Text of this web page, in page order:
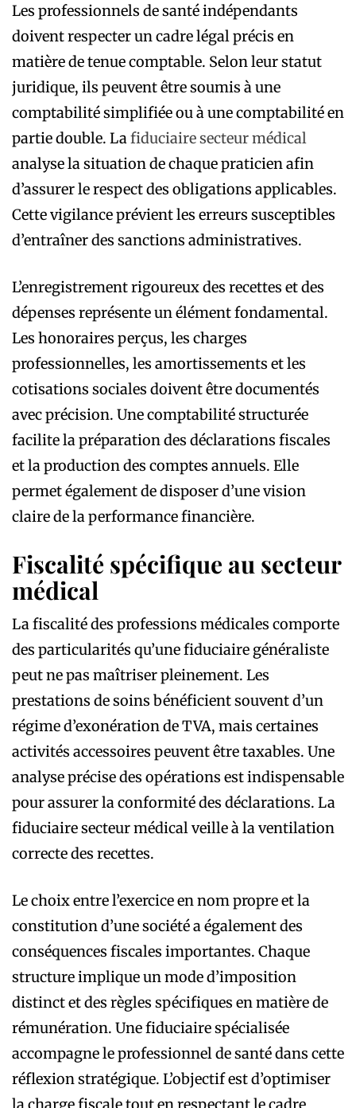
Les professionnels de santé indépendants
doivent respecter un cadre légal précis en
matière de tenue comptable. Selon leur statut
juridique, ils peuvent être soumis à une
comptabilité simplifiée ou à une comptabilité en
partie double. Lafiduciaire secteur médical
analyse la situation de chaque praticien afin
d’assurer le respect des obligations applicables.
Cette vigilance prévient les erreurs susceptibles
d’entraîner des sanctions administratives.
L’enregistrement rigoureux des recettes et des
dépenses représente un élément fondamental.
Les honoraires perçus, les charges
professionnelles, les amortissements et les
cotisations sociales doivent être documentés
avec précision. Une comptabilité structurée
facilite la préparation des déclarations fiscales
et la production des comptes annuels. Elle
permet également de disposer d’une vision
claire de la performance financière.
Fiscalité spécifique au secteur
médical
La fiscalité des professions médicales comporte
des particularités qu’une fiduciaire généraliste
peut ne pas maîtriser pleinement. Les
prestations de soins bénéficient souvent d’un
régime d’exonération de TVA, mais certaines
activités accessoires peuvent être taxables. Une
analyse précise des opérations est indispensable
pour assurer la conformité des déclarations. La
fiduciaire secteur médical veille à la ventilation
correcte des recettes.
Le choix entre l’exercice en nom propre et la
constitution d’une société a également des
conséquences fiscales importantes. Chaque
structure implique un mode d’imposition
distinct et des règles spécifiques en matière de
rémunération. Une fiduciaire spécialisée
accompagne le professionnel de santé dans cette
réflexion stratégique. L’objectif est d’optimiser
la charge fiscale tout en respectant le cadre